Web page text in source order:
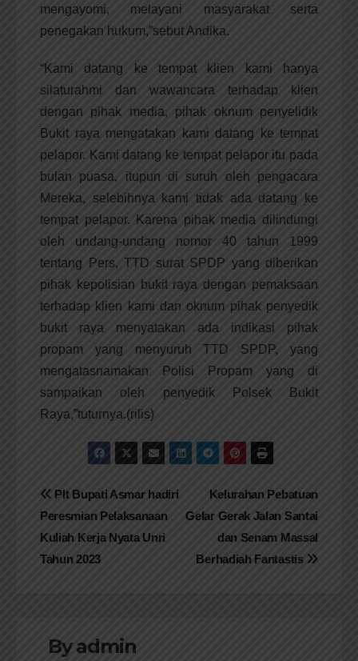
mengayomi, melayani masyarakat serta
penegakan hukum,”sebut Andika.
“Kami datang ke tempat klien kami hanya
silaturahmi dan wawancara terhadap klien
dengan pihak media, pihak oknum penyelidik
Bukit raya mengatakan kami datang ke tempat
pelapor. Kami datang ke tempat pelapor itu pada
bulan puasa, itupun di suruh oleh pengacara
Mereka, selebihnya kami tidak ada datang ke
tempat pelapor. Karena pihak media dilindungi
oleh undang-undang nomor 40 tahun 1999
tentang Pers, TTD surat SPDP yang diberikan
pihak kepolisian bukit raya dengan pemaksaan
terhadap klien kami dan oknum pihak penyedik
bukit raya menyatakan ada indikasi pihak
propam yang menyuruh TTD SPDP, yang
mengatasnamakan Polisi Propam yang di
sampaikan oleh penyedik Polsek Bukit
Raya,”tuturnya.(rilis)
Navigasi
pos
Kelurahan Pebatuan
Gelar Gerak Jalan Santai
dan Senam Massal
Berhadiah Fantastis
Plt Bupati Asmar hadiri
Peresmian Pelaksanaan
Kuliah Kerja Nyata Unri
Tahun 2023
Byadmin